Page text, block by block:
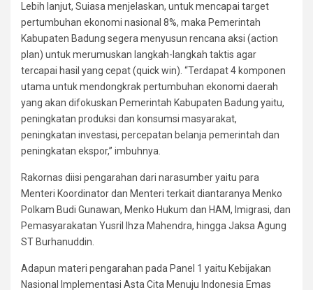
Lebih lanjut, Suiasa menjelaskan, untuk mencapai target
pertumbuhan ekonomi nasional 8%, maka Pemerintah
Kabupaten Badung segera menyusun rencana aksi (action
plan) untuk merumuskan langkah-langkah taktis agar
tercapai hasil yang cepat (quick win). “Terdapat 4 komponen
utama untuk mendongkrak pertumbuhan ekonomi daerah
yang akan difokuskan Pemerintah Kabupaten Badung yaitu,
peningkatan produksi dan konsumsi masyarakat,
peningkatan investasi, percepatan belanja pemerintah dan
peningkatan ekspor,” imbuhnya.
Rakornas diisi pengarahan dari narasumber yaitu para
Menteri Koordinator dan Menteri terkait diantaranya Menko
Polkam Budi Gunawan, Menko Hukum dan HAM, Imigrasi, dan
Pemasyarakatan Yusril Ihza Mahendra, hingga Jaksa Agung
ST Burhanuddin.
Adapun materi pengarahan pada Panel 1 yaitu Kebijakan
Nasional Implementasi Asta Cita Menuju Indonesia Emas